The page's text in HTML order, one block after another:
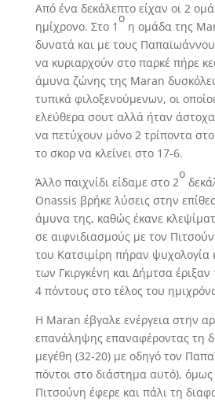
Από ένα δεκάλεπτο είχαν οι 2
ημίχρονο. Στο 1
ο
η ομάδα της
δυνατά και με τους
να κυριαρχούν στο παρκέ πήρε
άμυνα ζώνης της Maran
τυπικά φιλοξενούμενων, οι
ελεύθερα σουτ αλλά ήταν
να πετύχουν μόνο 2 τρίποντα στο
το σκορ να κλείνει στο 17-6.
Άλλο παιχνίδι είδαμε στο 2
ο
Onassis βρήκε λύσεις στην
άμυνα της, καθώς έκανε
σε αιφνιδιασμούς με τον
του Κατσιμίρη πήραν ψυχολογία
των Γκιργκένη και Δήμτσα
4 πόντους στο τέλος του
Η Maran έβγαλε ενέργεια στην
επανάληψης επαναφέροντας τη
μεγέθη (32-20) με οδηγό τον
πόντοι στο διάστημα αυτό),
Πιτσούνη έφερε και πάλι τη